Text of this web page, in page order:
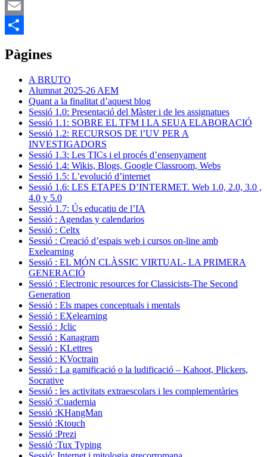
Mastodon
Email
Pàgines
A BRUTO
Alumnat 2025-26 AEM
Quant a la finalitat d’aquest blog
Sessió 1.0: Presentació del Màster i de les assignatues
Sessió 1.1: SOBRE EL TFM I LA SEUA ELABORACIÓ
Sessió 1.2: RECURSOS DE l’UV PER A
INVESTIGADORS
Sessió 1.3: Les TICs i el procés d’ensenyament
Sessió 1.4: Wikis, Blogs, Google Classroom, Webs
Sessió 1.5: L’evolució d’internet
Sessió 1.6: LES ETAPES D’INTERMET. Web 1.0, 2.0, 3.0 ,
4.0 y 5.0
Sessió 1.7: Ús educatiu de l’IA
Sessió : Agendas y calendarios
Sessió : Celtx
Sessió : Creació d’espais web i cursos on-line amb
Exelearning
Sessió : EL MÓN CLÀSSIC VIRTUAL- LA PRIMERA
GENERACIÓ
Sessió : Electronic resources for Classicists-The Second
Generation
Sessió : Els mapes conceptuals i mentals
Sessió : EXelearning
Sessió : Jclic
Sessió : Kanagram
Sessió : KLettres
Sessió : KVoctrain
Sessió : La gamificació o la ludificació – Kahoot, Plickers,
Socrative
Sessió : les activitats extraescolars i les complementàries
Sessió :Cuadernia
Sessió :KHangMan
Sessió :Ktouch
Sessió :Prezi
Sessió :Tux Typing